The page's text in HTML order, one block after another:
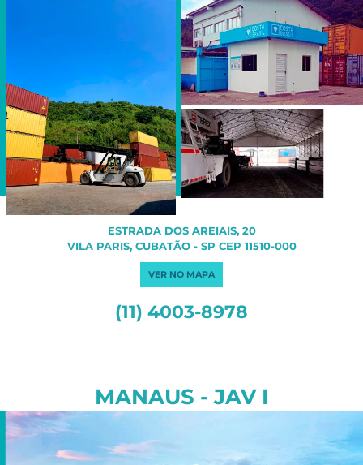
ESTRADA DOS AREIAIS, 20
VILA PARIS, CUBATÃO - SP CEP 11510-000​
VER NO MAPA
(11) 4003-8978
MANAUS - JAV I